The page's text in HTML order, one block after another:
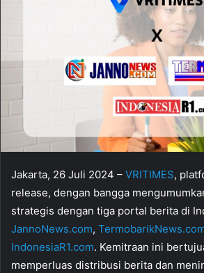
Jakarta, 26 Juli 2024 – VRITIMES,
release, dengan bangga
strategis dengan tiga portal berita di
JannoNews.com,
IndonesiaR1.com. Kemitraan ini
memperluas distribusi berita dan